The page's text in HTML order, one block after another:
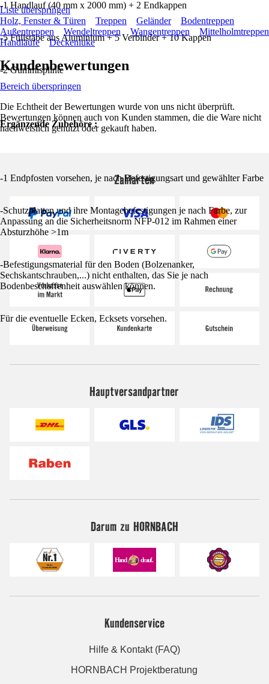
-1 Handlauf (40 mm x 2000 mm) + 2 Endkappen
-5 Füllstäbe aus Aluminium + 5 Verbinder + 10 Kappen
-2 Gummisplinte
Ergänzende Zubehöre :
-1 Endpfosten vorsehen, je nach Befestigungsart und gewählter Farbe
-Schutzplatten und ihre Montagebefestigungen je nach Farbe, zur
Anpassung an die Sicherheitsnorm NFP-012 im Rahmen einer
Absturzhöhe >1m
-Befestigungsmaterial für den Boden (Bolzenanker,
Sechskantschrauben,...) nicht enthalten, das Sie je nach
Bodenbeschaffenheit auswählen können.
Für die eventuelle Ecken, Ecksets vorsehen.
Liste überspringen
Holz, Fenster & Türen
Treppen Geländer
Bodentreppen
Außentreppen
Wendeltreppen Wangentreppen
Mittelholmtreppen
Handläufe
Deckenluke
Kundenbewertungen
Bereich überspringen
Die Echtheit der Bewertungen wurde von uns nicht überprüft.
Bewertungen können auch von Kunden stammen, die die Ware nicht
nachweislich genutzt oder gekauft haben.
Zahlarten
Hauptversandpartner
Darum zu HORNBACH
Kundenservice
Hilfe & Kontakt (FAQ)
HORNBACH Projektberatung